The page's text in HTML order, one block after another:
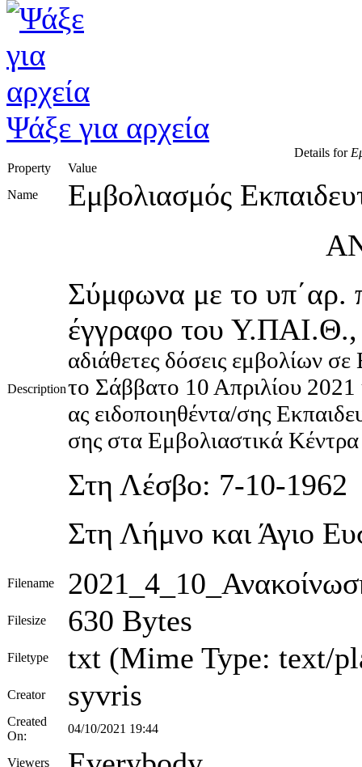
Ψάξε για αρχεία
Details for
Property
Value
Name
Εμβολιασμός
Description
Σύμφωνα με το
έγγραφο του
αδιάθετες δόσεις εμβολίων
το Σάββατο 10 Απριλίου 2021
ας ειδοποιηθέντα/σης
σης στα Εμβολιαστικά Κέντρα
Στη Λέσβο: 7-10-1962
Στη Λήμνο και Άγιο
Filename
Filesize 630 Bytes
Filetype txt (Mime Type: text/
Creator syvris
Created
On:
04/10/2021 19:44
Viewers